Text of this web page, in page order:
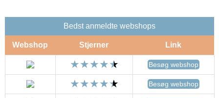
Bedst anmeldte webshops
Webshop Stjerner Link
Besøg webshop
Besøg webshop